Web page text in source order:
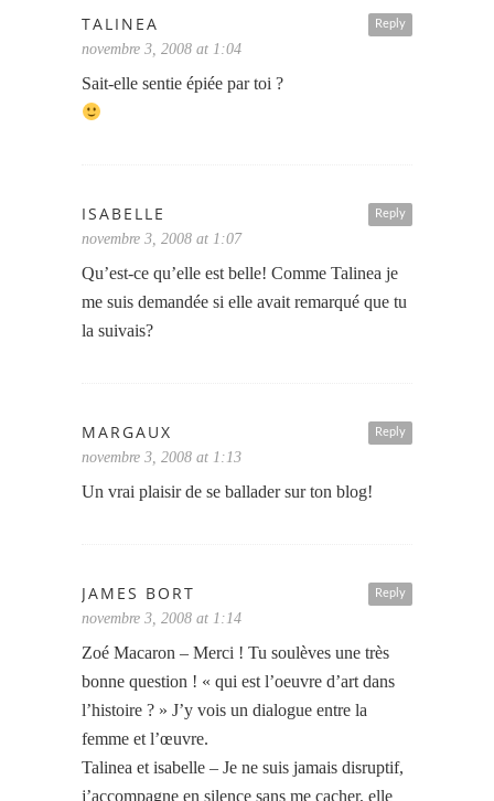
Reply
TALINEA
novembre 3, 2008 at 1:04
Sait-elle sentie épiée par toi ?
Reply
ISABELLE
novembre 3, 2008 at 1:07
Qu’est-ce qu’elle est belle! Comme Talinea je
me suis demandée si elle avait remarqué que tu
la suivais?
Reply
MARGAUX
novembre 3, 2008 at 1:13
Un vrai plaisir de se ballader sur ton blog!
Reply
JAMES BORT
novembre 3, 2008 at 1:14
Zoé Macaron – Merci ! Tu soulèves une très
bonne question ! « qui est l’oeuvre d’art dans
l’histoire ? » J’y vois un dialogue entre la
femme et l’œuvre.
Talinea et isabelle – Je ne suis jamais disruptif,
j’accompagne en silence sans me cacher, elle